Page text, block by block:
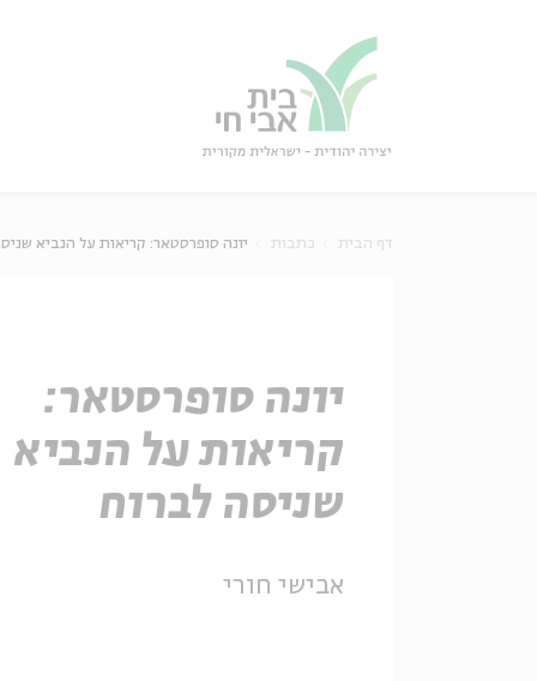
דף הבית כתבות יונה סופרסטאר: קריאות על הנביא
יונה סופרסטאר:
קריאות על הנביא
שניסה לברוח
אבישי חורי